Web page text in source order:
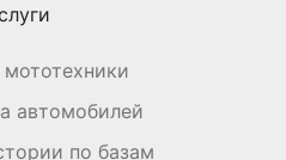
автомобилей
по базам